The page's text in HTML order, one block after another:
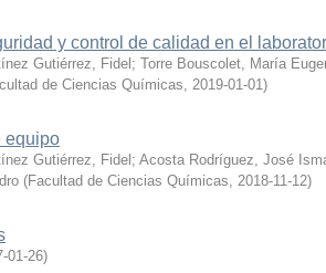
y control de calidad en el
Gutiérrez, Fidel ; Torre Bouscolet, María
de Ciencias Químicas, 2019-01-01)
equipo
Gutiérrez, Fidel ; Acosta Rodríguez, José
(Facultad de Ciencias Químicas, 2018-11-12)
01-26)